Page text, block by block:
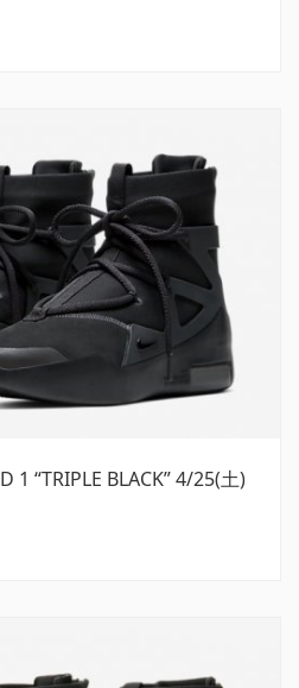
1 “TRIPLE BLACK” 4/25(土)